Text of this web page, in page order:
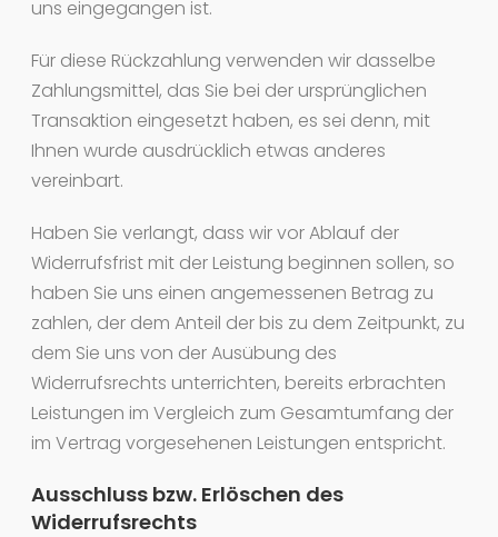
uns eingegangen ist.
Für diese Rückzahlung verwenden wir dasselbe
Zahlungsmittel, das Sie bei der ursprünglichen
Transaktion eingesetzt haben, es sei denn, mit
Ihnen wurde ausdrücklich etwas anderes
vereinbart.
Haben Sie verlangt, dass wir vor Ablauf der
Widerrufsfrist mit der Leistung beginnen sollen, so
haben Sie uns einen angemessenen Betrag zu
zahlen, der dem Anteil der bis zu dem Zeitpunkt, zu
dem Sie uns von der Ausübung des
Widerrufsrechts unterrichten, bereits erbrachten
Leistungen im Vergleich zum Gesamtumfang der
im Vertrag vorgesehenen Leistungen entspricht.
Ausschluss bzw. Erlöschen des
Widerrufsrechts